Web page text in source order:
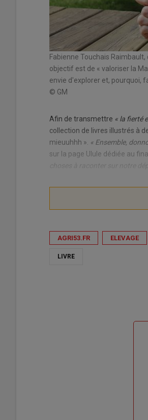
Fabienne Touchais
objectif est de « valoriser la
envie d'explorer et, pourquoi,
© GM
Afin de transmettre « la fierté
collection de livres illustrés à
mieuuhhh ». « Ensemble,
sur la page Ulule dédiée au
AGRI53.FR ELEVAGE
LIVRE